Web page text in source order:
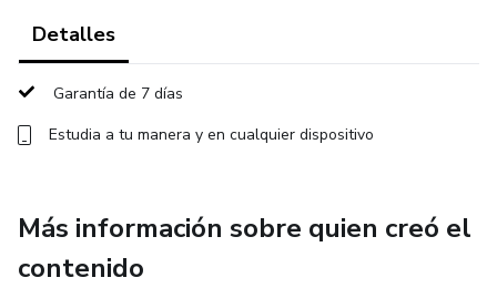
Detalles
Garantía de 7 días
Estudia a tu manera y en cualquier dispositivo
Más información sobre quien creó el
contenido